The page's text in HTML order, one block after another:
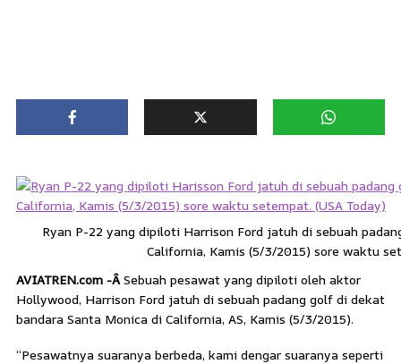
Ryan P-22 yang dipiloti Harrison Ford jatuh di sebuah
California, Kamis (5/3/2015) sore waktu
AVIATREN.com -ÂSebuah pesawat yang dipiloti oleh aktor
Hollywood, Harrison Ford jatuh di sebuah padang golf di dekat
bandara Santa Monica di California, AS, Kamis (5/3/2015).
“Pesawatnya suaranya berbeda, kami dengar suaranya seperti